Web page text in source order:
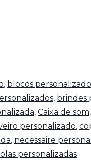
, blocos
, brindes
, Caixa de som,
personalizado,
, necessaire
personalizadas